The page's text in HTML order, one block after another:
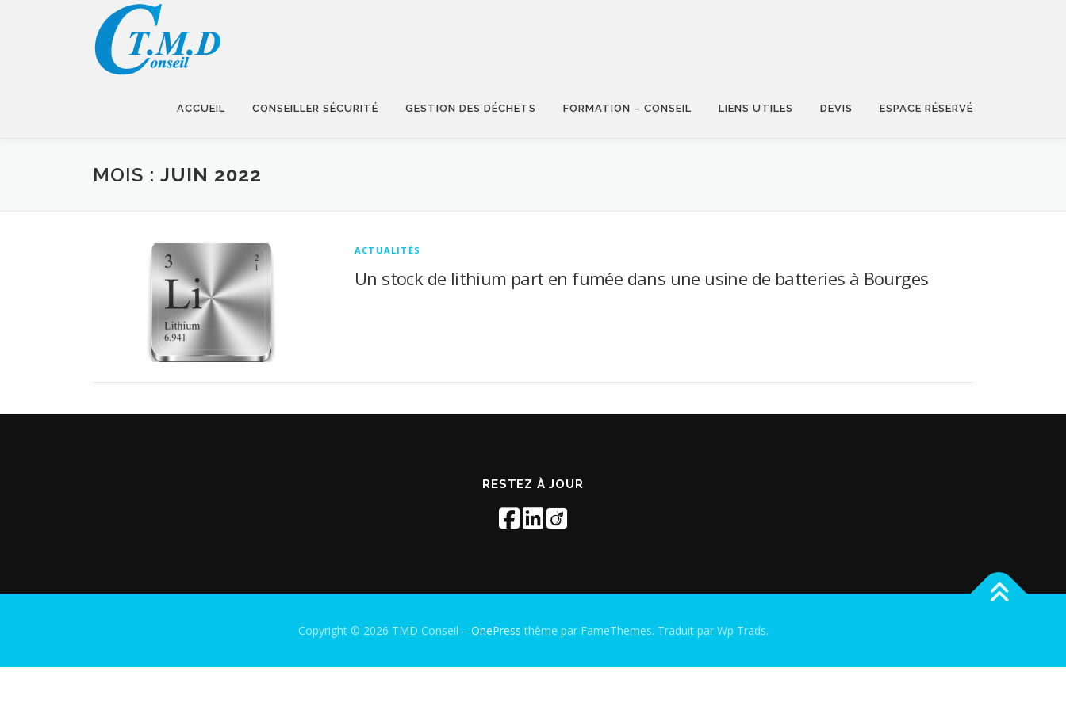
ACCUEIL CONSEILLER SÉCURITÉ GESTION DES DÉCHETS FORMATION – CONSEIL LIENS UTILES DEVIS ESPACE RÉSERVÉ
MOIS : JUIN 2022
ACTUALITÉS
Un stock de lithium part en fumée dans une usine de batteries à Bourges
RESTEZ À JOUR
Copyright © 2026 TMD Conseil – OnePress thème par FameThemes. Traduit par Wp Trads.